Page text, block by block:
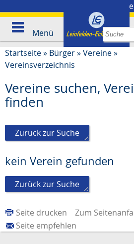
Presse
Menü
Startseite» Bürger»Vereine»
Vereinsverzeichnis
Vereine suchen,
finden
Zurück zur Suche
kein Verein gefunden
Zurück zur Suche
Zum
Seite drucken
Seite empfehlen